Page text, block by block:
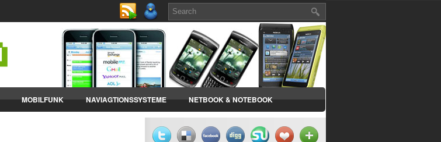
MOBILFUNK NAVIAGTIONSSYSTEME NETBOOK & NOTEBOOK